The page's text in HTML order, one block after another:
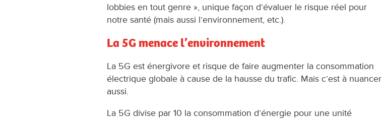
lobbies en tout genre », unique façon d’évaluer le risque réel pour
notre santé (mais aussi l’environnement, etc.).
La 5G menace l’environnement
La 5G est énergivore et risque de faire augmenter la consommation
électrique globale à cause de la hausse du trafic. Mais c’est à nuancer
aussi.
La 5G divise par 10 la consommation d’énergie pour une unité